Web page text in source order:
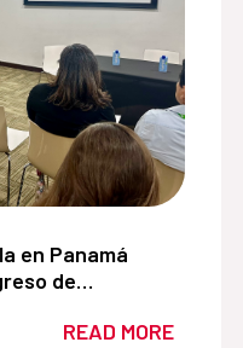
para el Desarrollo
en Panamá participa
en Panamá
de
naturalezaREAD MORE